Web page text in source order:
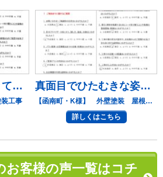
細かい気配りができています。
装工事
真面目でひたむきな姿勢に好感
【函南町・K様】 外壁塗装 屋根塗装
詳しくはこちら
お客様の声一覧はコチ